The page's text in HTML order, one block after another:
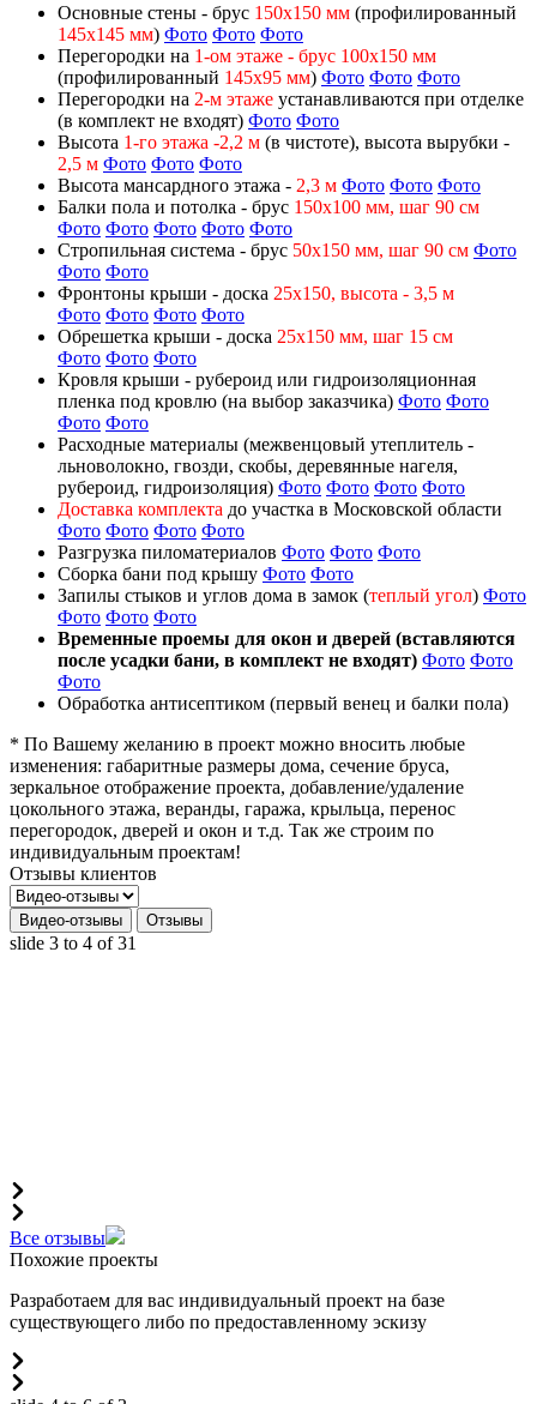
Основные стены - брус 150х150 мм (профилированный
145х145 мм) Фото Фото Фото
Перегородки на 1-ом этаже - брус 100х150 мм
(профилированный 145х95 мм) Фото Фото Фото
Перегородки на 2-м этаже устанавливаются при отделке
(в комплект не входят) Фото Фото
Высота 1-го этажа -2,2 м (в чистоте), высота вырубки -
2,5 м Фото Фото Фото
Высота мансардного этажа - 2,3 м Фото Фото Фото
Балки пола и потолка - брус 150х100 мм, шаг 90 см
Фото Фото Фото Фото Фото
Стропильная система - брус 50х150 мм, шаг 90 см Фото
Фото Фото
Фронтоны крыши - доска 25х150, высота - 3,5 м
Фото Фото Фото Фото
Обрешетка крыши - доска 25х150 мм, шаг 15 см
Фото Фото Фото
Кровля крыши - рубероид или гидроизоляционная
пленка под кровлю (на выбор заказчика) Фото Фото
Фото Фото
Расходные материалы (межвенцовый утеплитель -
льноволокно, гвозди, скобы, деревянные нагеля,
рубероид, гидроизоляция) Фото Фото Фото Фото
Доставка комплекта до участка в Московской области
Фото Фото Фото Фото
Разгрузка пиломатериалов Фото Фото Фото
Сборка бани под крышу Фото Фото
Запилы стыков и углов дома в замок (теплый угол) Фото
Фото Фото Фото
Временные проемы для окон и дверей (вставляются
после усадки бани, в комплект не входят) Фото Фото
Фото
Обработка антисептиком (первый венец и балки пола)
* По Вашему желанию в проект можно вносить любые
изменения: габаритные размеры дома, сечение бруса,
зеркальное отображение проекта, добавление/удаление
цокольного этажа, веранды, гаража, крыльца, перенос
перегородок, дверей и окон и т.д. Так же строим по
индивидуальным проектам!
Отзывы клиентов
Видео-отзывы Отзывы
slide 3 to 4 of 31
Все отзывы
Похожие проекты
Разработаем для вас индивидуальный проект на базе
существующего либо по предоставленному эскизу